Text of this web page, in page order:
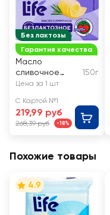
Без лактозы
Гарантия качества
Масло
сливочное
ЛЕНТА LIFE
82,5%, без змж
150г
Цена за 1 шт
С Картой №1
219,99 руб
268,39 руб -18%
Похожие товары
4.9